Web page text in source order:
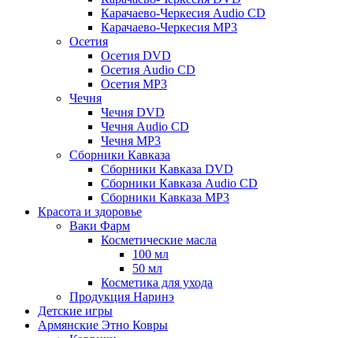
Карачаево-Черкесия Audio CD
Карачаево-Черкесия MP3
Осетия
Осетия DVD
Осетия Audio CD
Осетия MP3
Чечня
Чечня DVD
Чечня Audio CD
Чечня MP3
Сборники Кавказа
Сборники Кавказа DVD
Сборники Кавказа Audio CD
Сборники Кавказа MP3
Красота и здоровье
Ваки Фарм
Косметические масла
100 мл
50 мл
Косметика для ухода
Продукция Наринэ
Детские игры
Армянские Этно Ковры